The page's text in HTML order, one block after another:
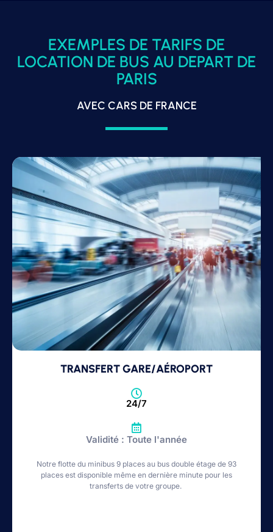
EXEMPLES DE TARIFS DE
LOCATION DE BUS AU DEPART DE
PARIS
AVEC CARS DE FRANCE
TRANSFERT GARE/AÉROPORT
24/7
Validité : Toute l'année
Notre flotte du minibus 9 places au bus double étage de 93
places est disponible même en dernière minute pour les
transferts de votre groupe.